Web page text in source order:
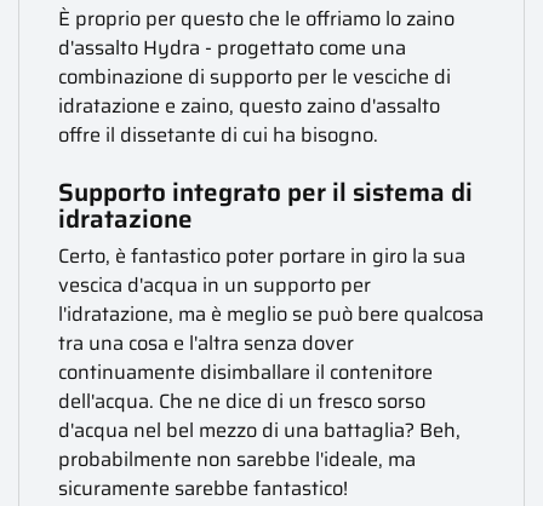
È proprio per questo che le offriamo lo zaino
d'assalto Hydra - progettato come una
combinazione di supporto per le vesciche di
idratazione e zaino, questo zaino d'assalto
offre il dissetante di cui ha bisogno.
Supporto integrato per il sistema di
idratazione
Certo, è fantastico poter portare in giro la sua
vescica d'acqua in un supporto per
l'idratazione, ma è meglio se può bere qualcosa
tra una cosa e l'altra senza dover
continuamente disimballare il contenitore
dell'acqua. Che ne dice di un fresco sorso
d'acqua nel bel mezzo di una battaglia? Beh,
probabilmente non sarebbe l'ideale, ma
sicuramente sarebbe fantastico!